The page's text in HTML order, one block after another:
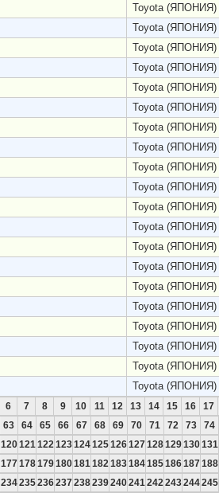
Toyota (ЯПОНИЯ)
Toyota (ЯПОНИЯ)
Toyota (ЯПОНИЯ)
Toyota (ЯПОНИЯ)
Toyota (ЯПОНИЯ)
Toyota (ЯПОНИЯ)
Toyota (ЯПОНИЯ)
Toyota (ЯПОНИЯ)
Toyota (ЯПОНИЯ)
Toyota (ЯПОНИЯ)
Toyota (ЯПОНИЯ)
Toyota (ЯПОНИЯ)
Toyota (ЯПОНИЯ)
Toyota (ЯПОНИЯ)
Toyota (ЯПОНИЯ)
Toyota (ЯПОНИЯ)
Toyota (ЯПОНИЯ)
Toyota (ЯПОНИЯ)
Toyota (ЯПОНИЯ)
Toyota (ЯПОНИЯ)
6 7 8 9 10 11 12 13 14 15 16 17
63 64 65 66 67 68 69 70 71 72 73 74
120121 122 123124125126127128129130131
177178179180181 182 183184185186187188
234235236237238239240241 242 243244245